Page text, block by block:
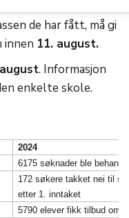
de har fått, må gi
innen 11. august.
. Informasjon
enkelte skole.
2024
6175 søknader ble
172 søkere takket nei til
etter 1. inntaket
5790 elever fikk tilbud om